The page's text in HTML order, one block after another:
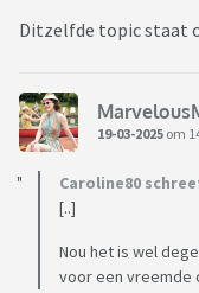
Ditzelfde topic staat
19-03-2025 om
Caroline80
[..]
Nou het is wel
voor een vreemde